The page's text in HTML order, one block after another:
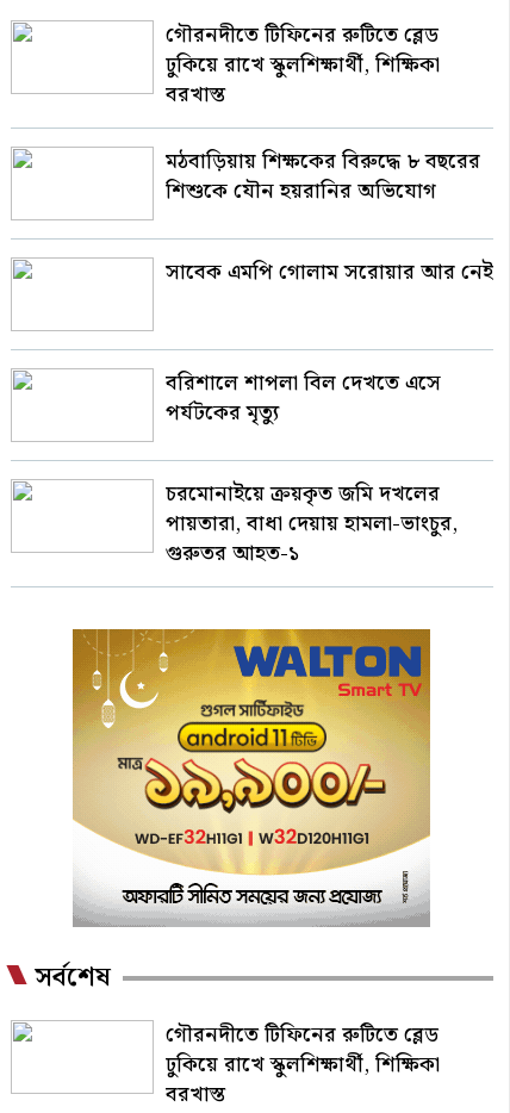
গৌরনদীতে টিফিনের রুটিতে ব্লেড
ঢুকিয়ে রাখে স্কুলশিক্ষার্থী, শিক্ষিকা
বরখাস্ত
মঠবাড়িয়ায় শিক্ষকের বিরুদ্ধে ৮ বছরের
শিশুকে যৌন হয়রানির অভিযোগ
সাবেক এমপি গোলাম সরোয়ার আর নেই
বরিশালে শাপলা বিল দেখতে এসে
পর্যটকের মৃত্যু
চরমোনাইয়ে ক্রয়কৃত জমি দখলের
পায়তারা, বাধা দেয়ায় হামলা-ভাংচুর,
গুরুতর আহত-১
সর্বশেষ
গৌরনদীতে টিফিনের রুটিতে ব্লেড
ঢুকিয়ে রাখে স্কুলশিক্ষার্থী, শিক্ষিকা
বরখাস্ত